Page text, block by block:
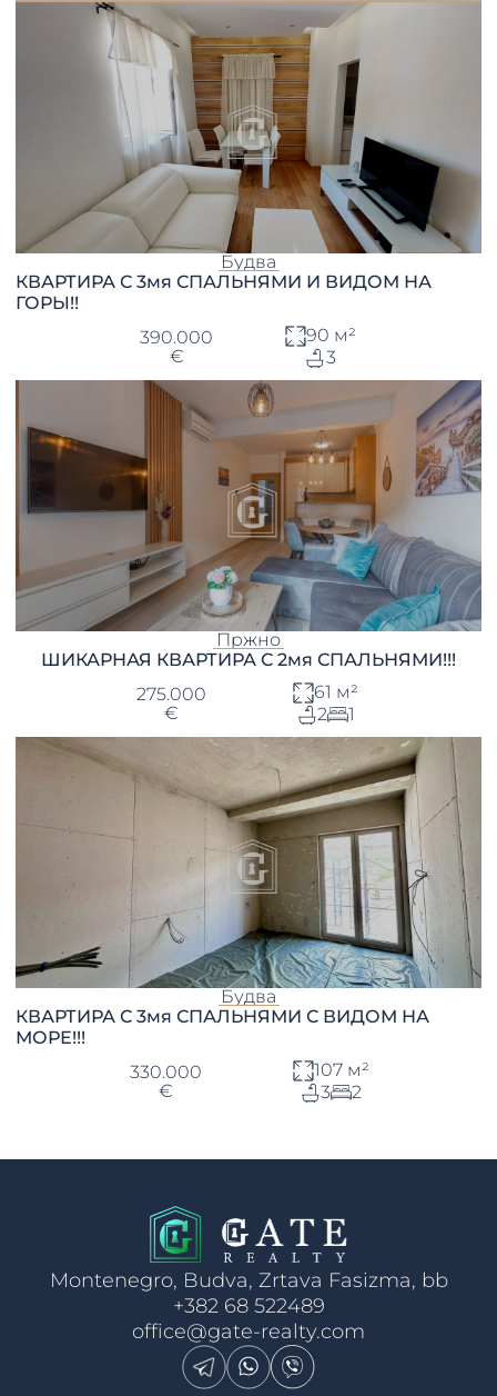
Будва
КВАРТИРА С 3мя СПАЛЬНЯМИ И ВИДОМ НА
ГОРЫ!!
390.000
€
90 м²
3
Пржно
ШИКАРНАЯ КВАРТИРА С 2мя СПАЛЬНЯМИ!!!
275.000
€
61 м²
2
1
Будва
КВАРТИРА С 3мя СПАЛЬНЯМИ С ВИДОМ НА
МОРЕ!!!
330.000
€
107 м²
3
2
Montenegro, Budva, Zrtava Fasizma, bb
+382 68 522489
office@gate-realty.com